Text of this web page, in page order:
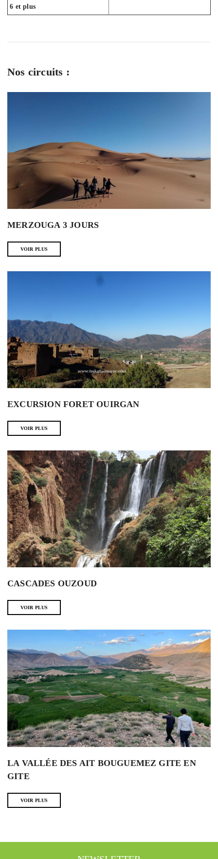
6 et plus
Nos circuits :
MERZOUGA 3 JOURS
VOIR PLUS
EXCURSION FORET OUIRGAN
VOIR PLUS
CASCADES OUZOUD
VOIR PLUS
LA VALLÉE DES AIT BOUGUEMEZ GITE EN
GITE
VOIR PLUS